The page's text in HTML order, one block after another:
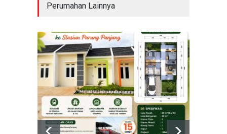
Perumahan Lainnya